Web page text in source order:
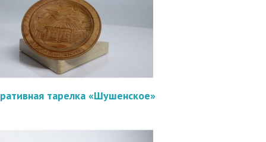
тарелка «Шушенское»